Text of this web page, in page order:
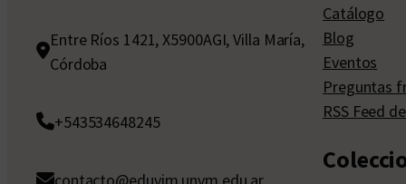
Entre Ríos 1421, X5900AGI, Villa María,
Córdoba
+543534648245
contacto@eduvim.unvm.edu.ar
Catálogo
Blog
Eventos
Preguntas
RSS Feed